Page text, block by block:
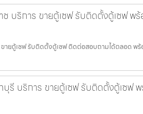
ช บริการ ขายตู้เซฟ รับติดตั้งตู้เซฟ พ
ขายตู้เซฟ รับติดตั้งตู้เซฟ ติดต่อสอบถามได้ตลอด พ
รี บริการ ขายตู้เซฟ รับติดตั้งตู้เซฟ